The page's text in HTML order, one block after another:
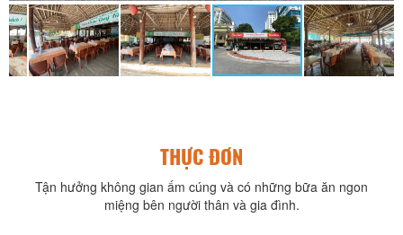
THỰC ĐƠN
Tận hưởng không gian ấm cúng và có những bữa ăn ngon
miệng bên người thân và gia đình.